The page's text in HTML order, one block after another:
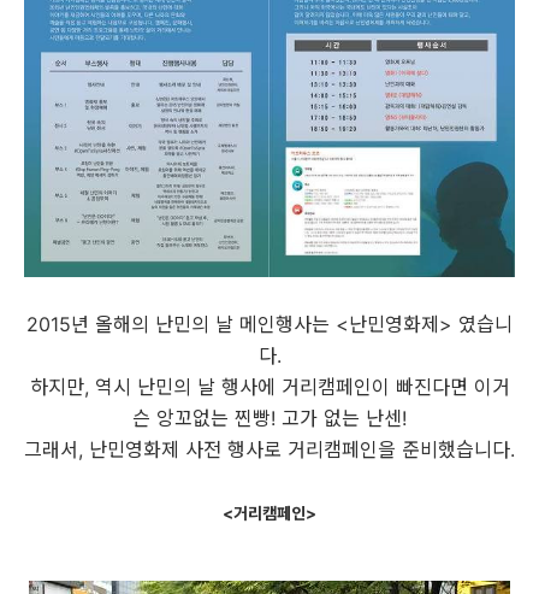
2015년 올해의 난민의 날 메인행사는 <난민영화제> 였습니
다.
하지만, 역시 난민의 날 행사에 거리캠페인이 빠진다면 이거
슨 앙꼬없는 찐빵! 고가 없는 난센!
그래서, 난민영화제 사전 행사로 거리캠페인을 준비했습니다.
<거리캠페인>